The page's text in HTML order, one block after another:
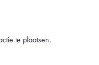
te plaatsen.